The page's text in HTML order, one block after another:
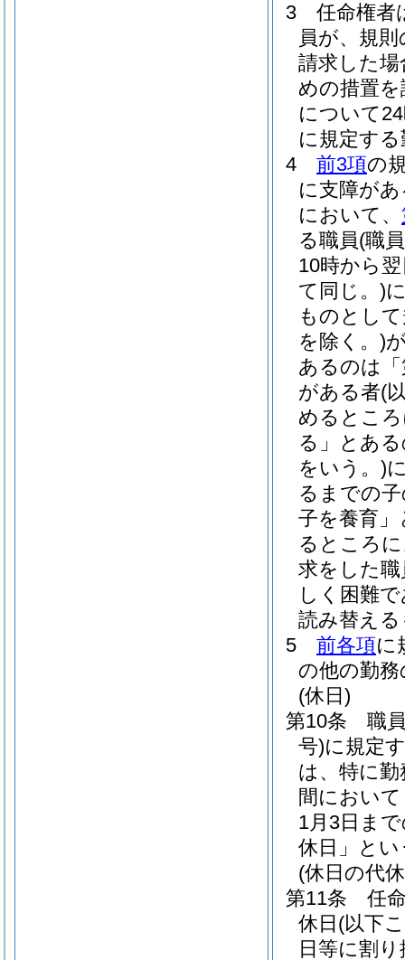
3
任命権者
員が、規
請求した
めの措置
について
に規定す
4
前3項の
に支障が
において、
る職員(職
10時から
て同じ。)
ものとし
を除く。)
あるのは
がある者(
めるとこ
る」とあ
をいう。)
るまでの
子を養育
るところ
求をした
しく困難
読み替え
5
前各項に
の他の勤
(休日)
第10条
職
号)に規定
は、特に
間におい
1月3日ま
休日」とい
(休日の代
第11条
任
休日 (以下
日等に割